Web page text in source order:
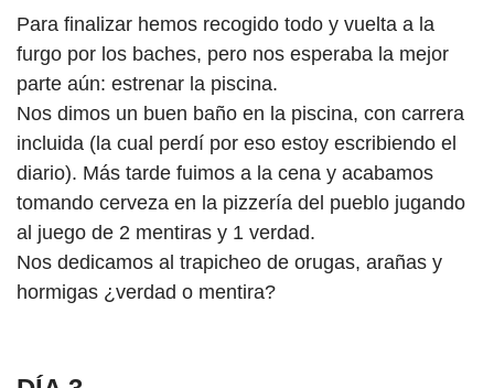
Para finalizar hemos recogido todo y vuelta a la
furgo por los baches, pero nos esperaba la mejor
parte aún: estrenar la piscina.
Nos dimos un buen baño en la piscina, con carrera
incluida (la cual perdí por eso estoy escribiendo el
diario). Más tarde fuimos a la cena y acabamos
tomando cerveza en la pizzería del pueblo jugando
al juego de 2 mentiras y 1 verdad.
Nos dedicamos al trapicheo de orugas, arañas y
hormigas ¿verdad o mentira?